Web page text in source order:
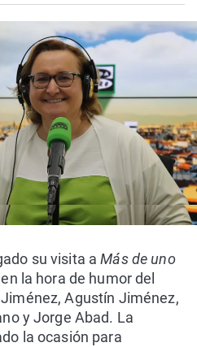
País Vasco
su visita aMás de uno
la hora de humor del
Agustín Jiménez,
y Jorge Abad. La
la ocasión para